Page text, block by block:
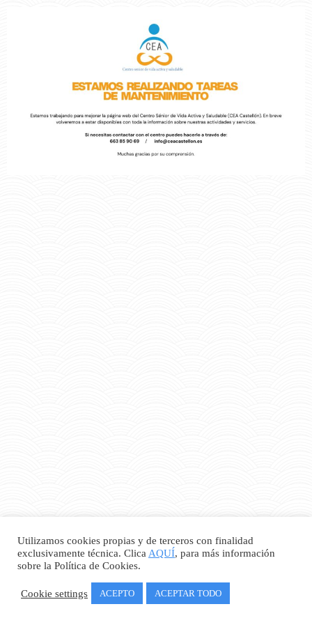
Utilizamos cookies propias y de terceros con finalidad
exclusivamente técnica. Clica AQUÍ, para más información
sobre la Política de Cookies.
Cookie settings ACEPTO ACEPTAR TODO